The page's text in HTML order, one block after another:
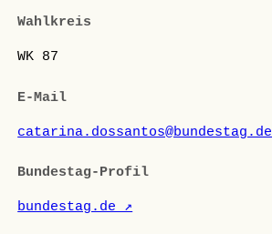
Wahlkreis
WK 87
E-Mail
catarina.dossantos@bundestag.de
Bundestag-Profil
bundestag.de ↗